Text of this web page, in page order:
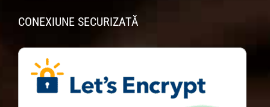
CONEXIUNE SECURIZATĂ